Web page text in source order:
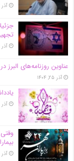
آذر ۲۶, ۱۴۰۴
آذر ۲۶, ۱۴۰۴
عناوین روزنامه‌های البرز در ‌18 آذرماه/صدرنشینی در ارائه خدمات زایمان
آذر ۲۵, ۱۴۰۴
آذر ۲۵, ۱۴۰۴
آذر ۲۵, ۱۴۰۴